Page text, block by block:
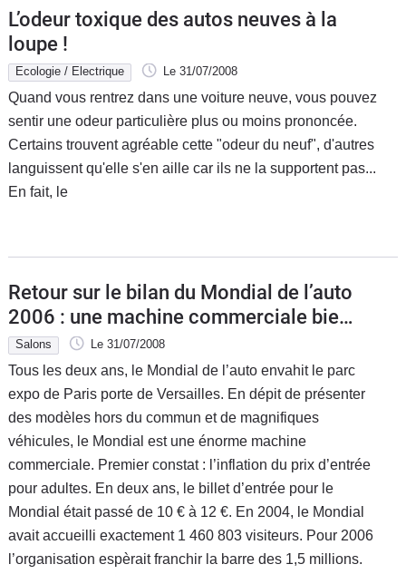
L’odeur toxique des autos neuves à la
loupe !
Ecologie / Electrique Le 31/07/2008
Quand vous rentrez dans une voiture neuve, vous pouvez
sentir une odeur particulière plus ou moins prononcée.
Certains trouvent agréable cette "odeur du neuf", d'autres
languissent qu'elle s'en aille car ils ne la supportent pas...
En fait, le
Retour sur le bilan du Mondial de l’auto
2006 : une machine commerciale bien
rôdée
Salons Le 31/07/2008
Tous les deux ans, le Mondial de l’auto envahit le parc
expo de Paris porte de Versailles. En dépit de présenter
des modèles hors du commun et de magnifiques
véhicules, le Mondial est une énorme machine
commerciale. Premier constat : l’inflation du prix d’entrée
pour adultes. En deux ans, le billet d’entrée pour le
Mondial était passé de 10 € à 12 €. En 2004, le Mondial
avait accueilli exactement 1 460 803 visiteurs. Pour 2006
l’organisation espèrait franchir la barre des 1,5 millions.